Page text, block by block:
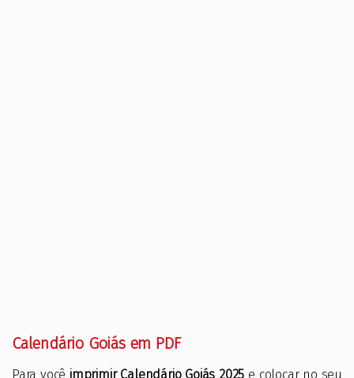
Calendário Goiás em PDF
Para você imprimir Calendário Goiás 2025 e colocar no seu